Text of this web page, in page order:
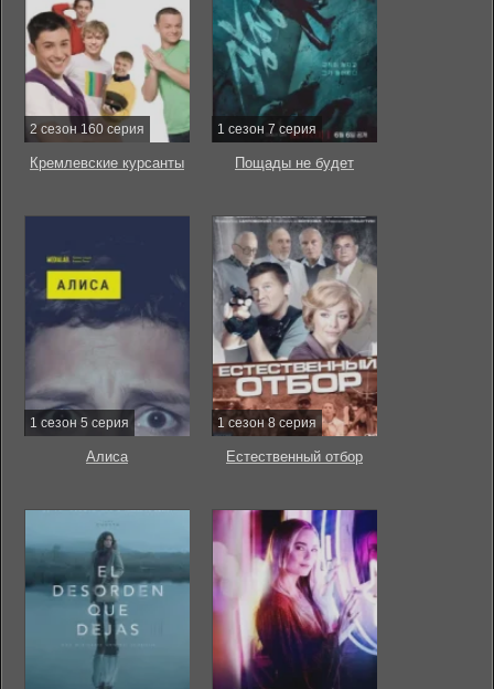
2 сезон 160 серия
Кремлевские курсанты
1 сезон 7 серия
Пощады не будет
1 сезон 5 серия
Алиса
1 сезон 8 серия
Естественный отбор